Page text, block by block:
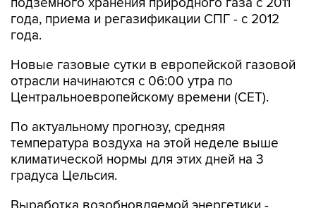
подземного хранения природного газа с 2011
года, приема и регазификации СПГ - с 2012
года.
Новые газовые сутки в европейской газовой
отрасли начинаются c 06:00 утра по
Центральноевропейскому времени (CET).
По актуальному прогнозу, средняя
температура воздуха на этой неделе выше
климатической нормы для этих дней на 3
градуса Цельсия.